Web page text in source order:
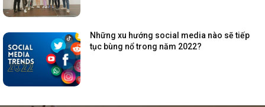
Những xu hướng social media nào sẽ tiếp
tục bùng nổ trong năm 2022?